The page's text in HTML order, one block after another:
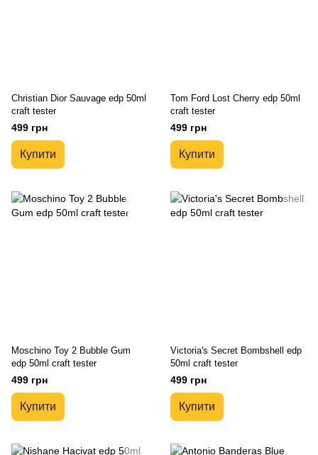
Christian Dior Sauvage edp 50ml
craft tester
499 грн
Купити
Tom Ford Lost Cherry edp 50ml
craft tester
499 грн
Купити
Moschino Toy 2 Bubble Gum
edp 50ml craft tester
499 грн
Купити
Victoria's Secret Bombshell edp
50ml craft tester
499 грн
Купити